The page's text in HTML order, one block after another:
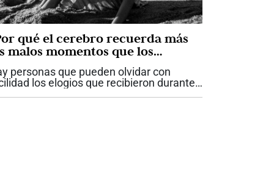
qué el cerebro recuerda más
malos momentos que los
personas que pueden olvidar con
los elogios que recibieron durante